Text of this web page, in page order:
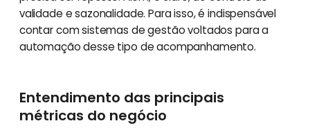
validade e sazonalidade. Para isso, é indispensável
contar com sistemas de gestão voltados para a
automação desse tipo de acompanhamento.
Entendimento das principais
métricas do negócio